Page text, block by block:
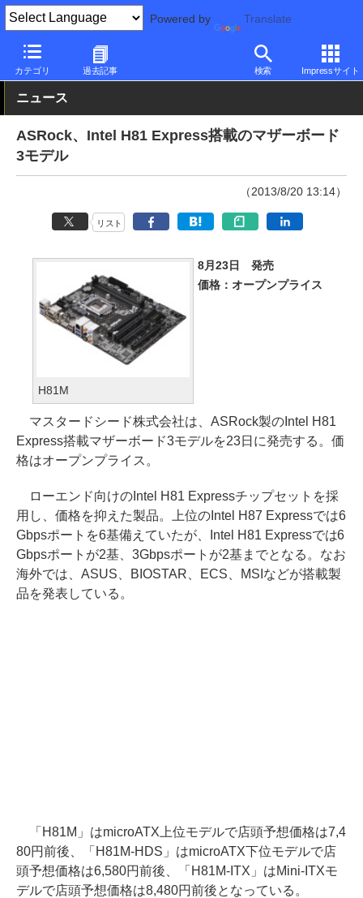
Powered by Translate
カテゴリ 過去記事 検索 Impressサイト
PC Watch 半導体/周辺機器 マザーボード
ニュース
ASRock、Intel H81 Express搭載のマザーボード
3モデル
（2013/8/20 13:14）
リスト
H81M
8月23日 発売
価格：オープンプライス
マスタードシード株式会社は、ASRock製のIntel H81
Express搭載マザーボード3モデルを23日に発売する。価
格はオープンプライス。
ローエンド向けのIntel H81 Expressチップセットを採
用し、価格を抑えた製品。上位のIntel H87 Expressでは6
Gbpsポートを6基備えていたが、Intel H81 Expressでは6
Gbpsポートが2基、3Gbpsポートが2基までとなる。なお
海外では、ASUS、BIOSTAR、ECS、MSIなどが搭載製
品を発表している。
「H81M」はmicroATX上位モデルで店頭予想価格は7,4
80円前後、「H81M-HDS」はmicroATX下位モデルで店
頭予想価格は6,580円前後、「H81M-ITX」はMini-ITXモ
デルで店頭予想価格は8,480円前後となっている。